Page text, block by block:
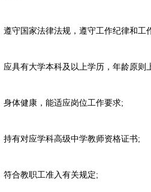
国家法律法规，遵守工作纪律和工
有大学本科及以上学历，年龄原则
健康，能适应岗位工作要求;
对应学科高级中学教师资格证书;
合教职工准入有关规定;